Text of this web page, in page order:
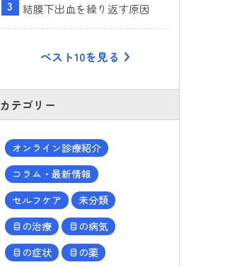
結膜下出血を繰り返す原因
ベスト10を見る
カテゴリー
オンライン診療紹介
コラム・最新情報
セルフケア
未分類
目の治療
目の病気
目の症状
目の薬